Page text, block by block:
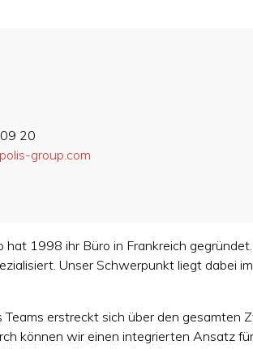
20
group.com
hat 1998 ihr Büro in Frankreich
Unser Schwerpunkt liegt dabei
Teams erstreckt sich über den
können wir einen integrierten Ansatz